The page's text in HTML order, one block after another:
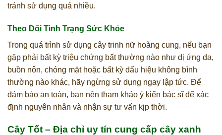
tránh sử dụng quá nhiều.
Theo Dõi Tình Trạng Sức Khỏe
Trong quá trình sử dụng cây trinh nữ hoàng cung, nếu bạn
gặp phải bất kỳ triệu chứng bất thường nào như dị ứng da,
buồn nôn, chóng mặt hoặc bất kỳ dấu hiệu không bình
thường nào khác, hãy ngừng sử dụng ngay lập tức. Để
đảm bảo an toàn, bạn nên tham khảo ý kiến bác sĩ để xác
định nguyên nhân và nhận sự tư vấn kịp thời.
Cây Tốt – Địa chỉ uy tín cung cấp cây xanh